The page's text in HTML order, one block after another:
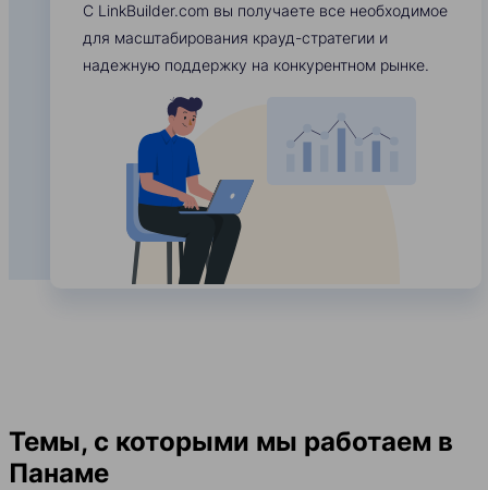
С LinkBuilder.com вы получаете все необходимое
для масштабирования крауд-стратегии и
надежную поддержку на конкурентном рынке.
Темы, с которыми мы работаем в
Панаме